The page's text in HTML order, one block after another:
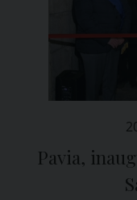
Pavia,